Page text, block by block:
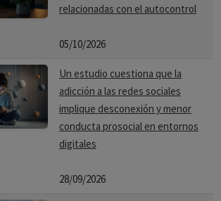
Evaluación individualizada, terapia
grupos de ayuda, medicación (para
de síntomas, condiciones
y social:Apoyo a los familiares y
de recaídas, estrategias para
relacionadas con el autocontrol
05/10/2026
Un estudio cuestiona que la
adicción a las redes sociales
implique desconexión y menor
conducta prosocial en entornos
digitales
28/09/2026